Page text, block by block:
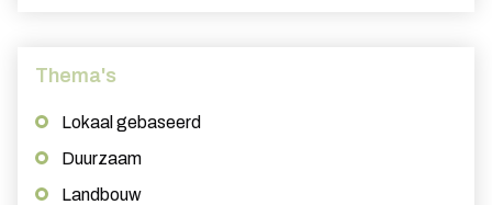
Thema's
Lokaal gebaseerd
Duurzaam
Landbouw